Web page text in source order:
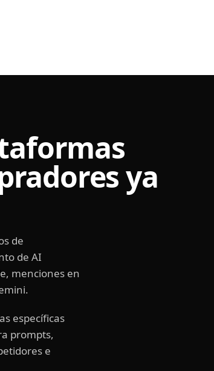
ya
de
de AI
menciones en
específicas
prompts,
e